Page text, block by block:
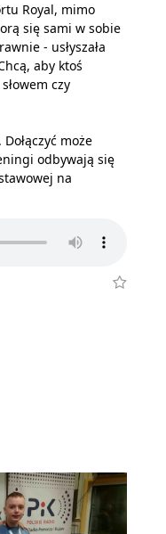
Royal, mimo
się sami w sobie
- usłyszała
aby ktoś
czy
może
odbywają się
na